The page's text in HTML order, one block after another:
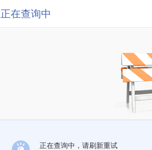
正在查询中
正在查询中，请刷新重试